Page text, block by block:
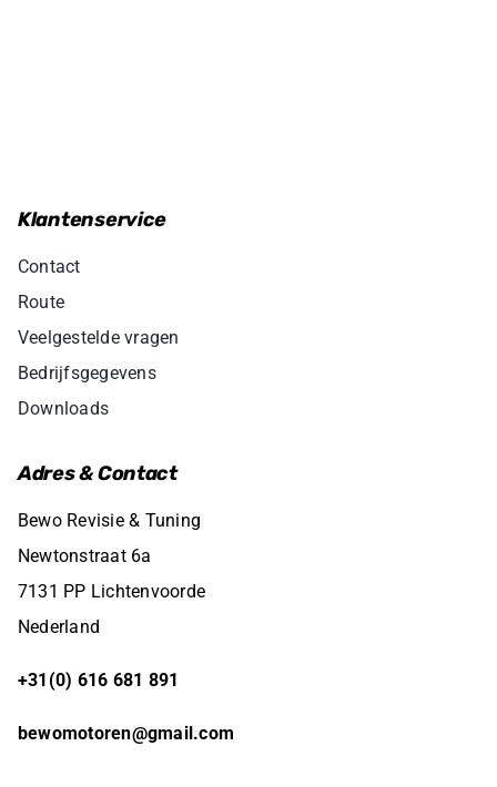
Klantenservice
Contact
Route
Veelgestelde vragen
Bedrijfsgegevens
Downloads
Adres & Contact
Bewo Revisie & Tuning
Newtonstraat 6a
7131 PP Lichtenvoorde
Nederland
+31(0) 616 681 891
bewomotoren@gmail.com